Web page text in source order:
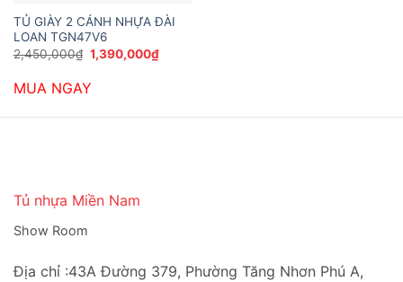
TỦ GIÀY 2 CÁNH NHỰA ĐÀI
LOAN TGN47V6
2,450,000₫ Giá
gốc
2,450,000₫.
1,390,000₫Giá
hiện
MUA NGAY
Tủ nhựa Miền Nam
Show Room
Địa chỉ :43A Đường 379, Phường Tăng Nhơn Phú A,